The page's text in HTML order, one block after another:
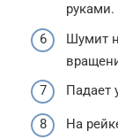
руками.
Шумит
Падает
На